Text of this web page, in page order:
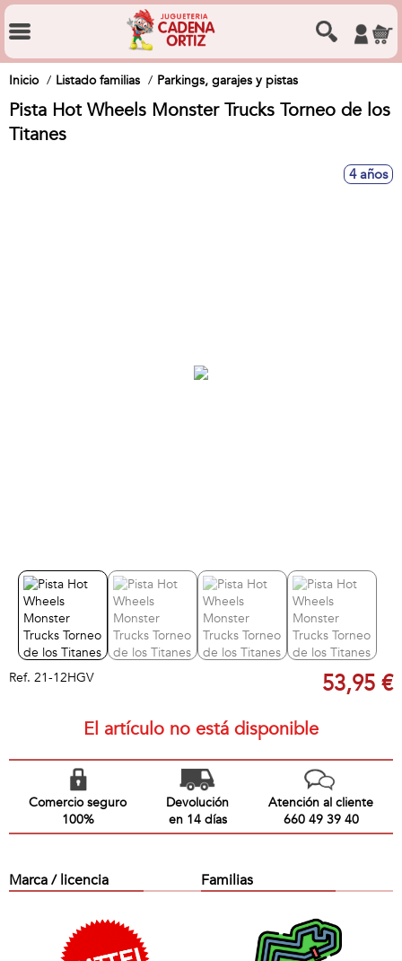
Inicio Listado familias Parkings, garajes y pistas
Pista Hot Wheels Monster Trucks Torneo de los
Titanes
4 años
Ref. 21-12HGV 53,95 €
El artículo no está disponible
Comercio seguro
100%
Devolución
en 14 días
Atención al cliente
660 49 39 40
Marca / licencia Familias